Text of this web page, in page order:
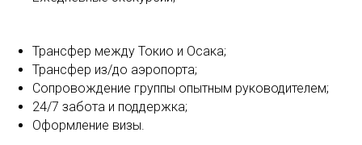
Трансфер между Токио и Осака;
Трансфер из/до аэропорта;
Сопровождение группы опытным руководителем;
24/7 забота и поддержка;
Оформление визы.